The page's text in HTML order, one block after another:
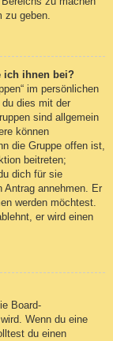
geben.
ich ihnen bei?
im persönlichen
dies mit der
sind allgemein
können
die Gruppe offen ist,
beitreten;
dich für sie
Antrag annehmen. Er
werden möchtest.
er wird einen
Board-
Wenn du eine
du einen